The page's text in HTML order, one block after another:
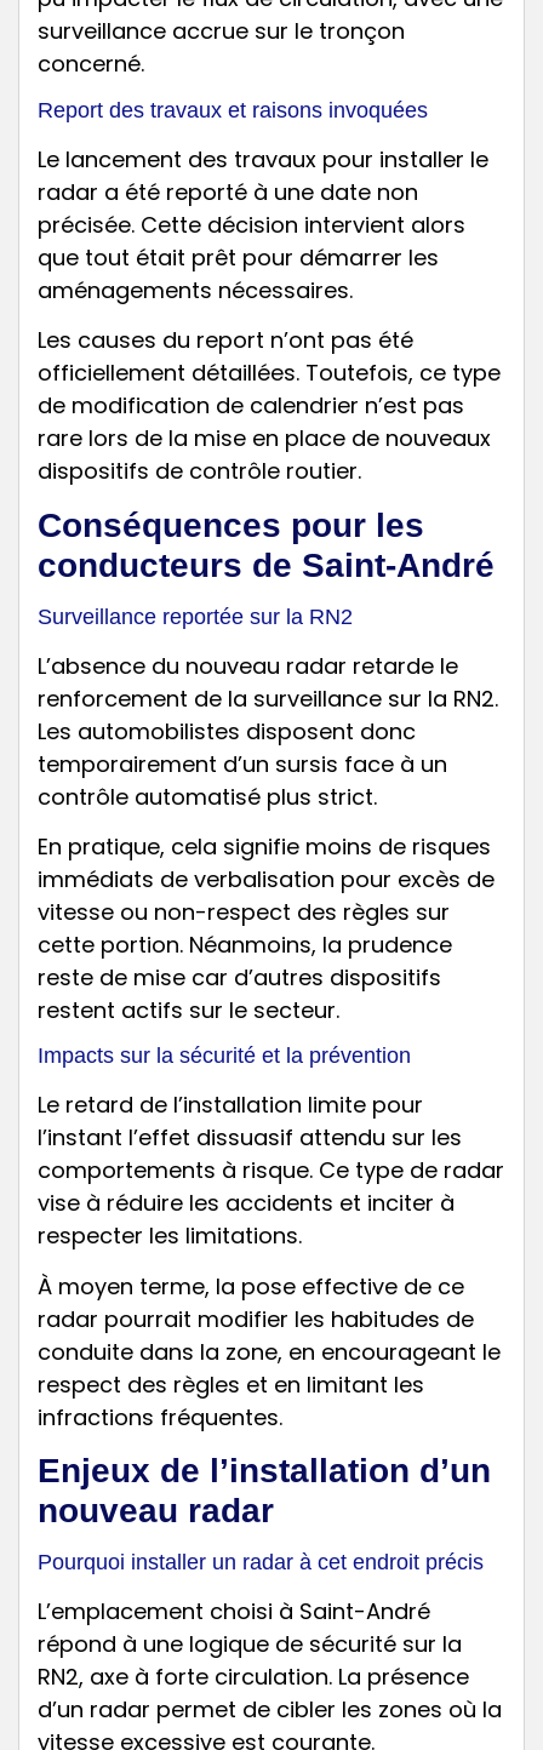
surveillance accrue sur le tronçon
concerné.
Report des travaux et raisons invoquées
Le lancement des travaux pour installer le
radar a été reporté à une date non
précisée. Cette décision intervient alors
que tout était prêt pour démarrer les
aménagements nécessaires.
Les causes du report n’ont pas été
officiellement détaillées. Toutefois, ce type
de modification de calendrier n’est pas
rare lors de la mise en place de nouveaux
dispositifs de contrôle routier.
Conséquences pour les
conducteurs de Saint-André
Surveillance reportée sur la RN2
L’absence du nouveau radar retarde le
renforcement de la surveillance sur la RN2.
Les automobilistes disposent donc
temporairement d’un sursis face à un
contrôle automatisé plus strict.
En pratique, cela signifie moins de risques
immédiats de verbalisation pour excès de
vitesse ou non-respect des règles sur
cette portion. Néanmoins, la prudence
reste de mise car d’autres dispositifs
restent actifs sur le secteur.
Impacts sur la sécurité et la prévention
Le retard de l’installation limite pour
l’instant l’effet dissuasif attendu sur les
comportements à risque. Ce type de radar
vise à réduire les accidents et inciter à
respecter les limitations.
À moyen terme, la pose effective de ce
radar pourrait modifier les habitudes de
conduite dans la zone, en encourageant le
respect des règles et en limitant les
infractions fréquentes.
Enjeux de l’installation d’un
nouveau radar
Pourquoi installer un radar à cet endroit précis
L’emplacement choisi à Saint-André
répond à une logique de sécurité sur la
RN2, axe à forte circulation. La présence
d’un radar permet de cibler les zones où la
vitesse excessive est courante.